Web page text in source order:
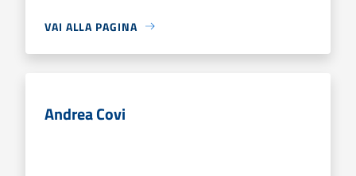
VAI ALLA PAGINA
Andrea Covi